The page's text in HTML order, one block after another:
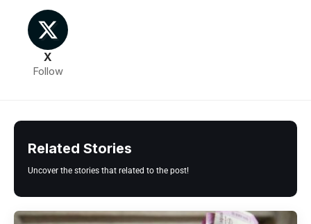
X
Follow
Related Stories
Uncover the stories that related to the post!